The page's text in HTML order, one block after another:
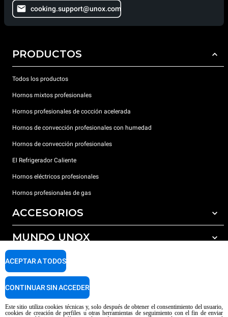
cooking.support@unox.com
PRODUCTOS
Todos los productos
Hornos mixtos profesionales
Hornos profesionales de cocción acelerada
Hornos de convección profesionales con humedad
Hornos de convección profesionales
El Refrigerador Caliente
Hornos eléctricos profesionales
Hornos profesionales de gas
ACCESORIOS
Todos los accesorios
Detergentes para lavado automático
Detergentes para lavado manual
Tratamiento de agua con filtros de resina
MUNDO UNOX
Nuestras sedes en el mundo
SOPORTE
Garantía Unox
Este sitio utiliza cookies técnicas y, solo después de obtener el consentimiento del usuario,
cookies de creación de perfiles u otras herramientas de seguimiento con el fin de enviar
ACEPTAR A TODOS
CONTINUAR SIN ACCEDER